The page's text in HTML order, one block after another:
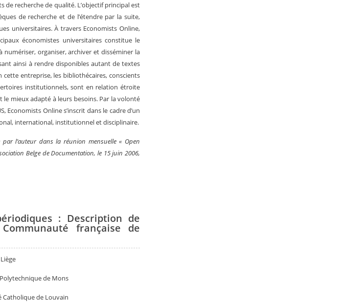
de recherche de qualité. L’objectif principal est
de recherche et de l’étendre par la suite,
universitaires. À travers Economists Online,
économistes universitaires constitue le
numériser, organiser, archiver et disséminer la
ainsi à rendre disponibles autant de textes
entreprise, les bibliothécaires, conscients
institutionnels, sont en relation étroite
mieux adapté à leurs besoins. Par la volonté
Economists Online s’inscrit dans le cadre d’un
international, institutionnel et disciplinaire.
l’auteur dans la réunion mensuelle « Open
Belge de Documentation, le 15 juin 2006,
: Description de
française de
de Mons
Catholique de Louvain